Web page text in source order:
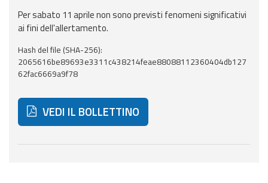
Dati osservati
Radar meteo
Strumenti
Per sabato 11 aprile non sono previsti fenomeni significativi
ai fini dell'allertamento.
Hash del file (SHA-256):
2065616be89693e3311c438214feae88088112360404db127
62fac6669a9f78
VEDI IL BOLLETTINO